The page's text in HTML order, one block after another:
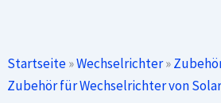
Startseite»Wechselrichter»
Zubehör für Wechselrichter von